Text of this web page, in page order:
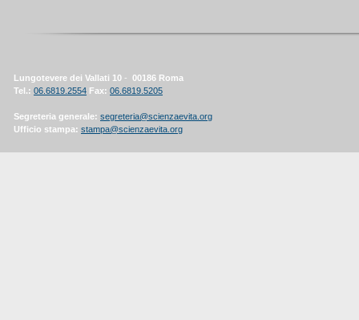
Lungotevere dei Vallati 10 - 00186 Roma
Tel.: 06.6819.2554 Fax: 06.6819.5205
Segreteria generale: segreteria@scienzaevita.org
Ufficio stampa: stampa@scienzaevita.org